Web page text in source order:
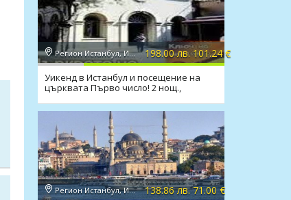
Регион Истанбул, Истанбул 198.00 лв. 101.24 €
Уикенд в Истанбул и посещение на
църквата Първо число! 2 нощ.,
Регион Истанбул, Истанбул 138.86 лв. 71.00 €